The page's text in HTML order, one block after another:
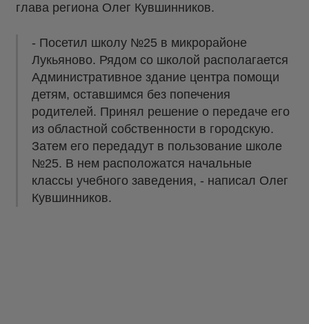
глава региона Олег Кувшинников.
- Посетил школу №25 в микрорайоне
Лукьяново. Рядом со школой располагается
Административное здание центра помощи
детям, оставшимся без попечения
родителей. Принял решение о передаче его
из областной собственности в городскую.
Затем его передадут в пользование школе
№25. В нем расположатся начальные
классы учебного заведения, - написал Олег
Кувшинников.